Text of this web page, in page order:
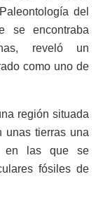
del
se encontraba
reveló un
como uno de
región situada
unas tierras una
en las que se
fósiles de